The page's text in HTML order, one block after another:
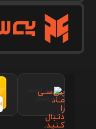
پـی‌سـی
مـاد
را
دنـبال
کـنید.